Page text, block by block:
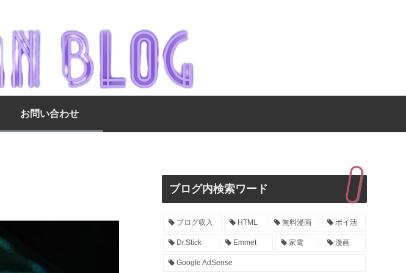
お問い合わせ
ブログ内検索ワード
ブログ収入 HTML 無料漫画 ポイ活
Dr.Stick Emmet 家電 漫画
Google AdSense